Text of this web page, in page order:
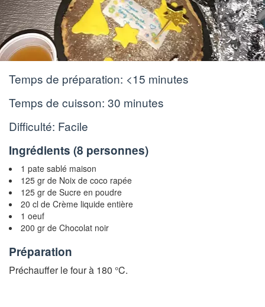
Temps de préparation: <15 minutes
Temps de cuisson: 30 minutes
Difficulté: Facile
Ingrédients (8 personnes)
1 pate sablé maison
125 gr de Noix de coco rapée
125 gr de Sucre en poudre
20 cl de Crème liquide entière
1 oeuf
200 gr de Chocolat noir
Préparation
Préchauffer le four à 180 °C.